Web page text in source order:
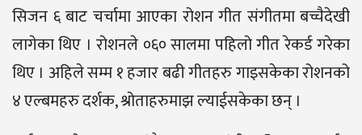
सिजन ६ बाट चर्चामा आएका रोशन गीत संगीतमा बच्चैदेखी
लागेका थिए । रोशनले ०६० सालमा पहिलो गीत रेकर्ड गरेका
थिए । अहिले सम्म १ हजार बढी गीतहरु गाइसकेका रोशनको
४ एल्बमहरु दर्शक, श्रोताहरुमाझ ल्याईसकेका छन् ।